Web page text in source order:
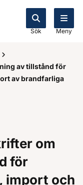
Sök Meny
av tillstånd för
av brandfarliga
om
för
import och